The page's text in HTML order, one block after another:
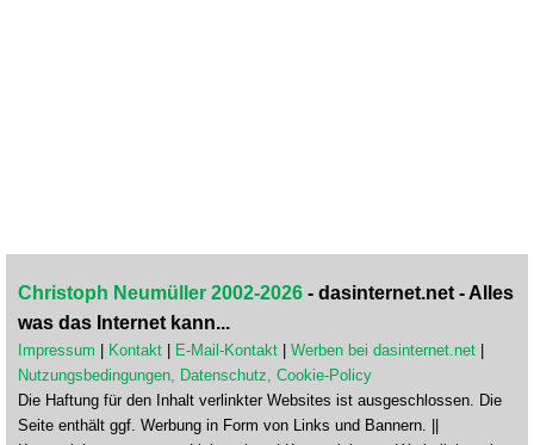
Christoph Neumüller 2002-2026 - dasinternet.net - Alles
was das Internet kann...
Impressum Kontakt E-Mail-Kontakt Werben bei dasinternet.net
Nutzungsbedingungen, Datenschutz, Cookie-Policy
Die Haftung für den Inhalt verlinkter Websites ist ausgeschlossen. Die
Seite enthält ggf. Werbung in Form von Links und Bannern. ||